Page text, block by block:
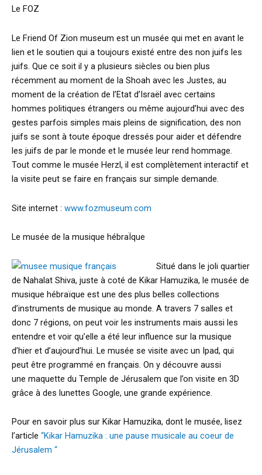
Le FOZ
Le Friend Of Zion museum est un musée qui met en avant le
lien et le soutien qui a toujours existé entre des non juifs les
juifs. Que ce soit il y a plusieurs siècles ou bien plus
récemment au moment de la Shoah avec les Justes, au
moment de la création de l’Etat d’Israël avec certains
hommes politiques étrangers ou même aujourd’hui avec des
gestes parfois simples mais pleins de signification, des non
juifs se sont à toute époque dressés pour aider et défendre
les juifs de par le monde et le musée leur rend hommage.
Tout comme le musée Herzl, il est complètement interactif et
la visite peut se faire en français sur simple demande.
Site internet : www.fozmuseum.com
Le musée de la musique hébraÏque
Situé dans le joli quartier
de Nahalat Shiva, juste à coté de Kikar Hamuzika, le musée de
musique hébraïque est une des plus belles collections
d’instruments de musique au monde. A travers 7 salles et
donc 7 régions, on peut voir les instruments mais aussi les
entendre et voir qu’elle a été leur influence sur la musique
d’hier et d’aujourd’hui. Le musée se visite avec un Ipad, qui
peut être programmé en français. On y découvre aussi
une maquette du Temple de Jérusalem que l’on visite en 3D
grâce à des lunettes Google, une grande expérience.
Pour en savoir plus sur Kikar Hamuzika, dont le musée, lisez
l’article “Kikar Hamuzika : une pause musicale au coeur de
Jérusalem “